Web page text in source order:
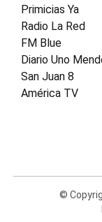
Primicias Ya
Radio La Red
FM Blue
Diario Uno
San Juan 8
América TV
©